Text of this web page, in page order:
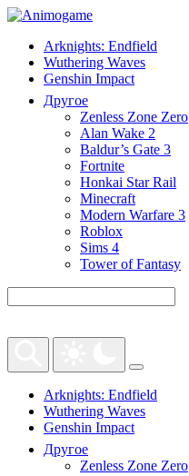
Arknights: Endfield
Wuthering Waves
Genshin Impact
Другое
Zenless Zone Zero
Alan Wake 2
Baldur’s Gate 3
Fortnite
Honkai Star Rail
Minecraft
Modern Warfare 3
Roblox
Sims 4
Tower of Fantasy
Arknights: Endfield
Wuthering Waves
Genshin Impact
Другое
Zenless Zone Zero